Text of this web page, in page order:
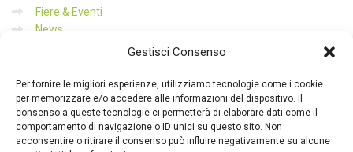
Gestisci Consenso
Per fornire le migliori esperienze, utilizziamo tecnologie come i cookie
per memorizzare e/o accedere alle informazioni del dispositivo. Il
consenso a queste tecnologie ci permetterà di elaborare dati come il
comportamento di navigazione o ID unici su questo sito. Non
acconsentire o ritirare il consenso può influire negativamente su alcune
Fiere & Eventi
News